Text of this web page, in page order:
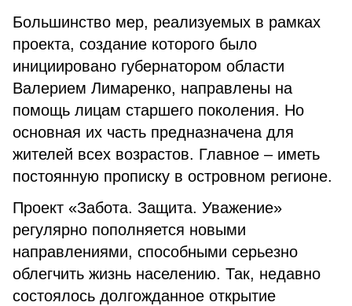
Большинство мер, реализуемых в рамках
проекта, создание которого было
инициировано губернатором области
Валерием Лимаренко, направлены на
помощь лицам старшего поколения. Но
основная их часть предназначена для
жителей всех возрастов. Главное – иметь
постоянную прописку в островном регионе.
Проект «Забота. Защита. Уважение»
регулярно пополняется новыми
направлениями, способными серьезно
облегчить жизнь населению. Так, недавно
состоялось долгожданное открытие